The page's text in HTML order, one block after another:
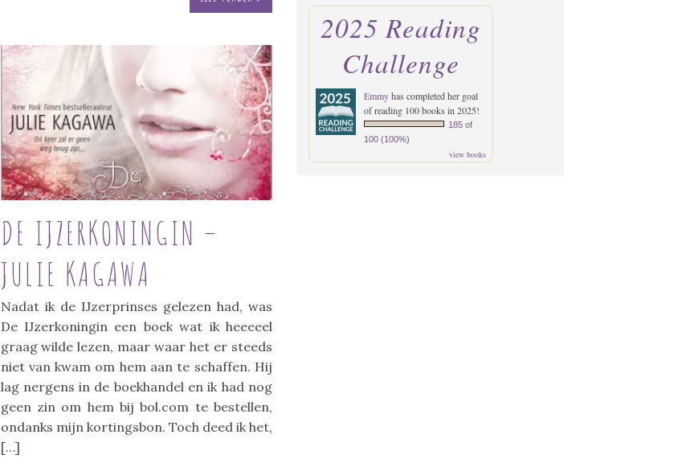
DE IJZERKONINGIN –
JULIE KAGAWA
Nadat ik de IJzerprinses gelezen had, was
De IJzerkoningin een boek wat ik heeeeel
graag wilde lezen, maar waar het er steeds
niet van kwam om hem aan te schaffen. Hij
lag nergens in de boekhandel en ik had nog
geen zin om hem bij bol.com te bestellen,
ondanks mijn kortingsbon. Toch deed ik het,
[…]
2025 Reading
Challenge
Emmyhas completed her goal
of reading 100 books in 2025!
185 of
100 (100%)
view books